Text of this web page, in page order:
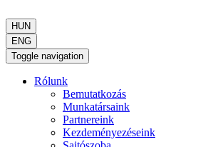
HUN
ENG
Toggle navigation
Rólunk
Bemutatkozás
Munkatársaink
Partnereink
Kezdeményezéseink